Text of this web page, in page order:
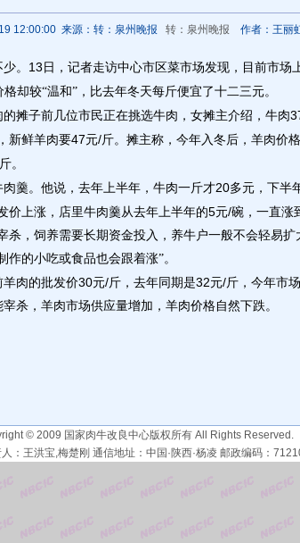
12:00:00 来源：转：泉州晚报 转：泉州晚报 作者：王丽
。 13 日，记者走访中心市区菜市场发现，目前市
却较“温和”，比去年冬天每斤便宜了十二三元。
摊子前几位市民正在挑选牛肉，女摊主介绍，牛肉
新鲜羊肉要47元/斤。摊主称，今年入冬后，羊肉价
斤。
羹。他说，去年上半年，牛肉一斤才20多元，下半
价上涨，店里牛肉羹从去年上半年的5元/碗，一直涨
杀，饲养需要长期资金投入，养牛户一般不会轻易
的小吃或食品也会跟着涨”。
肉的批发价30元/斤，去年同期是32元/斤，今年市
杀，羊肉市场供应量增加，羊肉价格自然下跌。
© 2009 国家肉牛改良中心版权所有 All Rights Reserved.
人：王洪宝,梅楚刚 通信地址：中国·陕西·杨凌 邮政编码：